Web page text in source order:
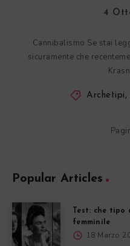
4
Cannibalismo Se stai
sicuramente che
Archetipi,
Popular Articles
Test: che tipo
femminile
18 Marzo